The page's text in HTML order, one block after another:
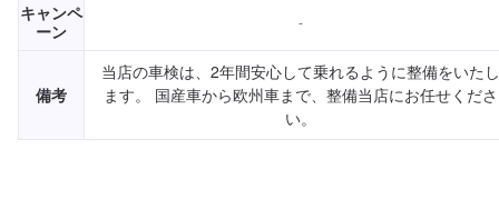
キャンペ
ーン
-
備考
当店の車検は、2年間安心して乗れるように整備をいたし
ます。 国産車から欧州車まで、整備当店にお任せくださ
い。